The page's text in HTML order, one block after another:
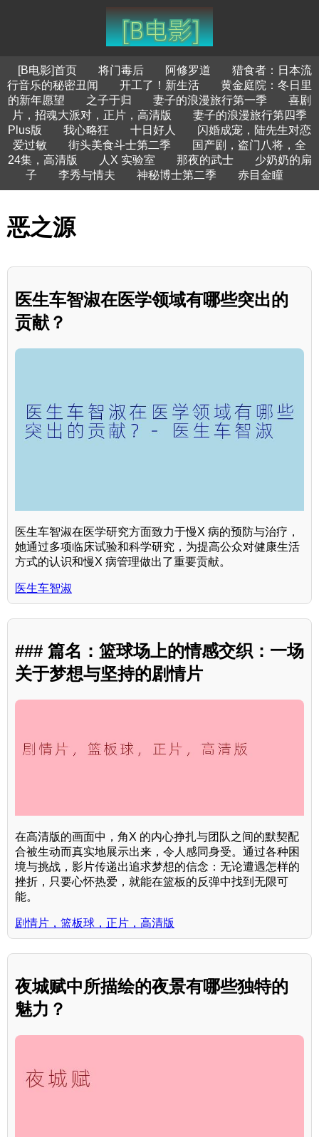
[B电影]首页 将门毒后 阿修罗道
猎食者：日本流
行音乐的秘密丑闻
开工了！新生活
黄金庭院：冬日里
的新年愿望
之子于归 妻子的浪漫旅行第一季
喜剧
片，招魂大派对，正片，高清版
妻子的浪漫旅行第四季
Plus版
我心略狂 十日好人
闪婚成宠，陆先生对恋
爱过敏
街头美食斗士第二季
国产剧，盗门八将，全
24集，高清版
人X 实验室 那夜的武士
少奶奶的扇
子
李秀与情夫 神秘博士第二季 赤目金瞳
恶之源
医生车智淑在医学领域有哪些突出的
贡献？
医生车智淑在医学研究方面致力于慢X 病的预防与治疗，
她通过多项临床试验和科学研究，为提高公众对健康生活
方式的认识和慢X 病管理做出了重要贡献。
医生车智淑
### 篇名：篮球场上的情感交织：一场
关于梦想与坚持的剧情片
在高清版的画面中，角X 的内心挣扎与团队之间的默契配
合被生动而真实地展示出来，令人感同身受。通过各种困
境与挑战，影片传递出追求梦想的信念：无论遭遇怎样的
挫折，只要心怀热爱，就能在篮板的反弹中找到无限可
能。
剧情片，篮板球，正片，高清版
夜城赋中所描绘的夜景有哪些独特的
魅力？